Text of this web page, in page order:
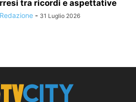
tra ricordi e aspettative
- 31 Luglio 2026